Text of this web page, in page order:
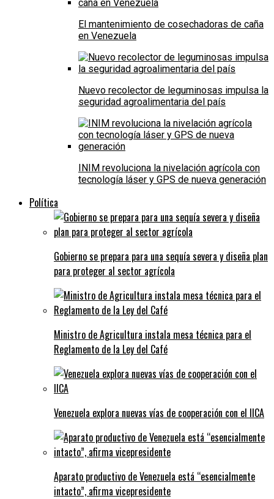
El mantenimiento de cosechadoras de caña
en Venezuela
Nuevo recolector de leguminosas impulsa la
seguridad agroalimentaria del país
INIM revoluciona la nivelación agrícola con
tecnología láser y GPS de nueva generación
Política
Gobierno se prepara para una sequía severa y diseña plan
para proteger al sector agrícola
Ministro de Agricultura instala mesa técnica para el
Reglamento de la Ley del Café
Venezuela explora nuevas vías de cooperación con el IICA
Aparato productivo de Venezuela está “esencialmente
intacto”, afirma vicepresidente